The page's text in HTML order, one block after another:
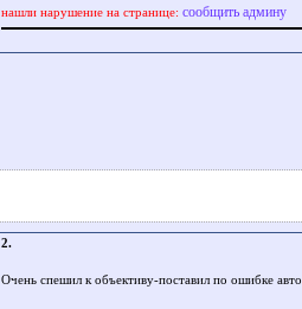
нашли нарушение на странице: сообщить админу
2.
Очень спешил к объективу-поставил по ошибке